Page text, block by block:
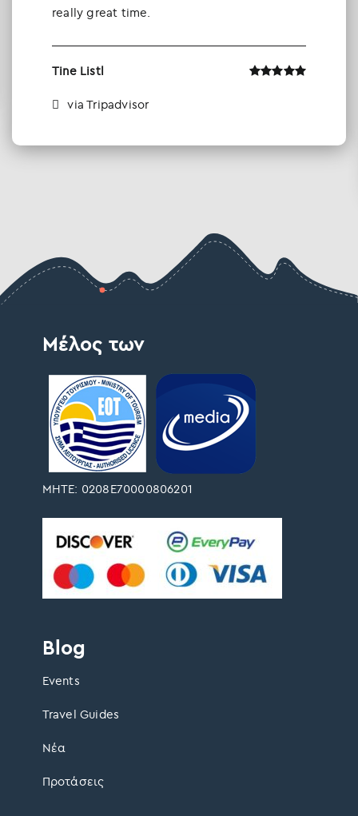
really great time.
Tine Listl
via Tripadvisor
Μέλος των
ΜΗΤΕ: 0208Ε70000806201
Blog
Events
Travel Guides
Νέα
Προτάσεις